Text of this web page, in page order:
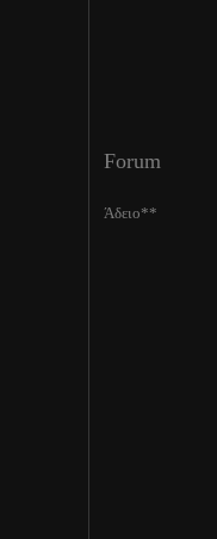
Forum
Άδειο**